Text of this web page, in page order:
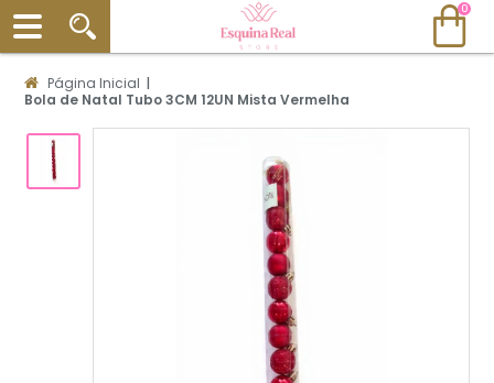
0
Página Inicial |
Bola de Natal Tubo 3CM 12UN Mista Vermelha